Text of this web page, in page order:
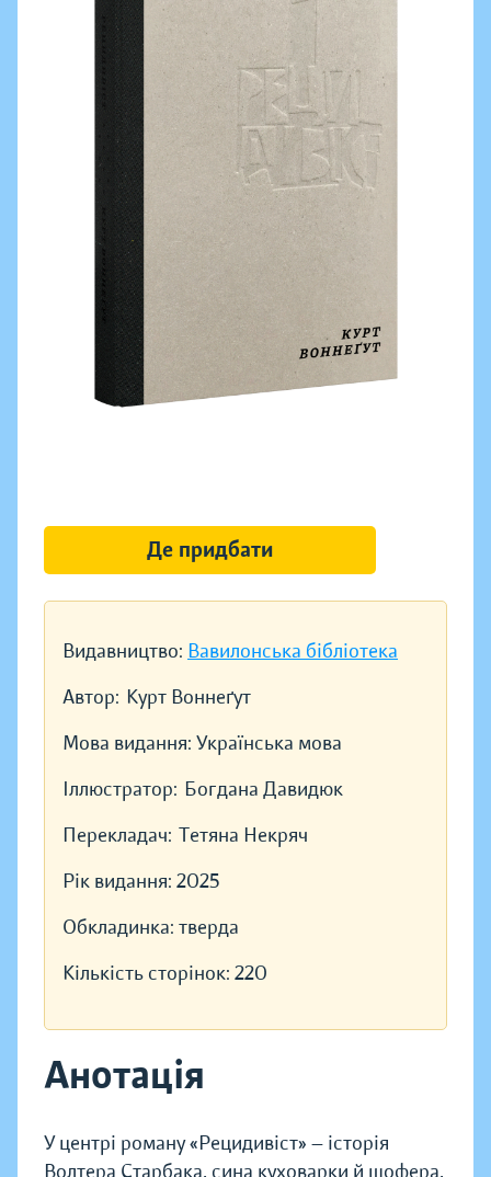
Видавництво: Вавилонська бібліотека
Автор: Курт Воннеґут
Мова видання: Українська мова
Іллюстратор: Богдана Давидюк
Перекладач: Тетяна Некряч
Рік видання: 2025
Обкладинка: тверда
Кількість сторінок: 220
Анотація
У центрі роману «Рецидивіст» — історія
Волтера Старбака, сина куховарки й шофера,
Де придбати